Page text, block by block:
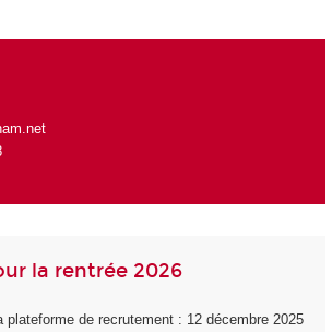
la rentrée 2026
plateforme de recrutement : 12 décembre 2025